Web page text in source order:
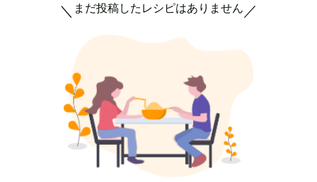
＼ まだ投稿したレシピはありません ／